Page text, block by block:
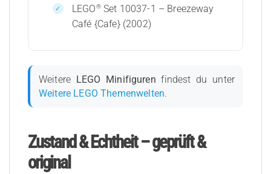
LEGO®Set 10037-1 – Breezeway
Café {Cafe} (2002)
Weitere LEGO Minifiguren findest du unter
Weitere LEGO Themenwelten.
Zustand & Echtheit – geprüft &
original